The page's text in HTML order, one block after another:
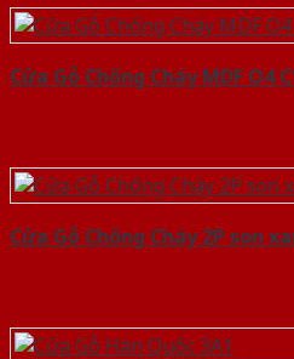
Cửa Gỗ Chống Cháy MDF O4
Cửa Gỗ Chống Cháy 2P son